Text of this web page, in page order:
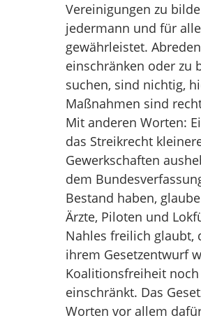
Vereinigungen zu
jedermann und für
gewährleistet.
einschränken oder zu
suchen, sind nichtig,
Maßnahmen sind
Mit anderen Worten:
das Streikrecht
Gewerkschaften
dem
Bestand haben,
Ärzte, Piloten und
Nahles freilich glaubt,
ihrem Gesetzentwurf
Koalitionsfreiheit
einschränkt. Das
Worten vor allem